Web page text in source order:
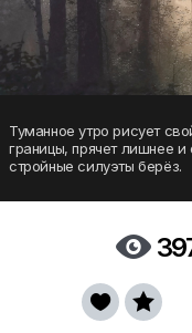
Туманное утро рисует
границы, прячет лишнее
стройные силуэты берёз.

 